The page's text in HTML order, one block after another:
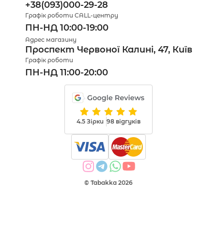
+38(093)000-29-28
Графік роботи CALL-центру
ПН-НД 10:00-19:00
Адрес магазину
Проспект Червоної Калині, 47, Київ
Графік роботи
ПН-НД 11:00-20:00
4.5 Зірки 98 відгуків
© Tabakka 2026